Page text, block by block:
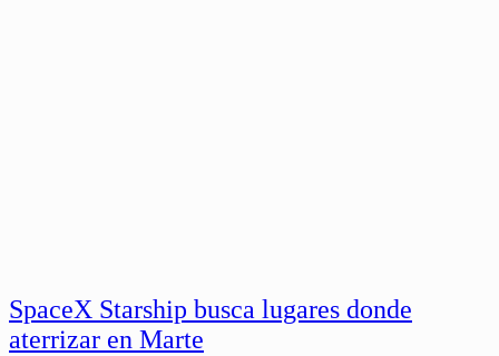
SpaceX Starship busca lugares donde
aterrizar en Marte